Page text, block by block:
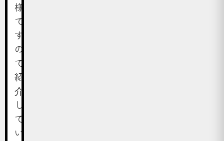
様
で
す
の
で、
紹
介
し
て
い